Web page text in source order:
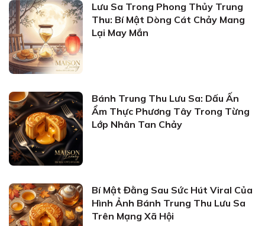
Lưu Sa Trong Phong Thủy Trung
Thu: Bí Mật Dòng Cát Chảy Mang
Lại May Mắn
Bánh Trung Thu Lưu Sa: Dấu Ấn
Ẩm Thực Phương Tây Trong Từng
Lớp Nhân Tan Chảy
Bí Mật Đằng Sau Sức Hút Viral Của
Hình Ảnh Bánh Trung Thu Lưu Sa
Trên Mạng Xã Hội